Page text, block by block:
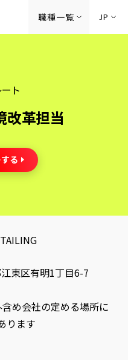
職種一覧 JP
ト
改革担当
る
江東区有明1丁目6-7
め会社の定める場所に
ります